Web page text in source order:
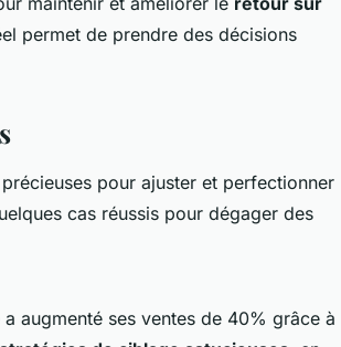
permet de prendre des décisions
pour ajuster et perfectionner
cas réussis pour dégager des
augmenté ses ventes de 40% grâce à